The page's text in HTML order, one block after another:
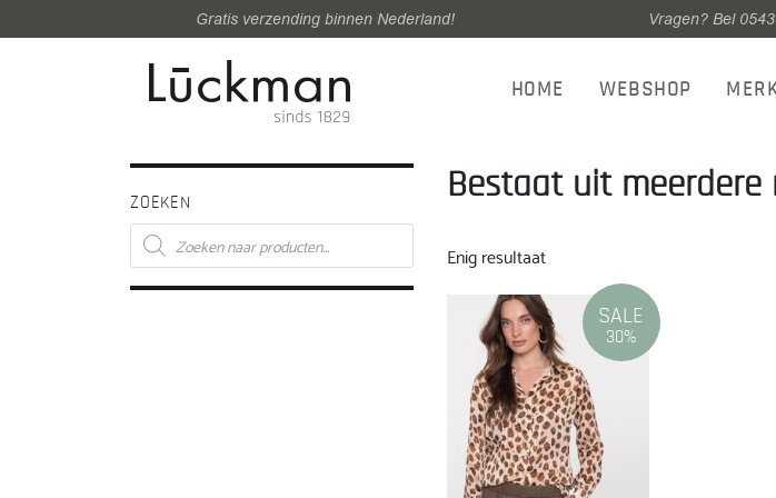
Gratis verzending binnen Nederland! Vragen? Bel
HOME WEBSHOP
ZOEKEN
Producten
zoeken
Bestaat uit meerdere
Enig resultaat
SALE
30%